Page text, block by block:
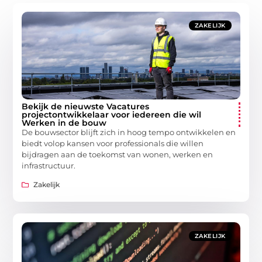
ZAKELIJK
Bekijk de nieuwste Vacatures
projectontwikkelaar voor iedereen die wil
Werken in de bouw
De bouwsector blijft zich in hoog tempo ontwikkelen en
biedt volop kansen voor professionals die willen
bijdragen aan de toekomst van wonen, werken en
infrastructuur.
Zakelijk
ZAKELIJK